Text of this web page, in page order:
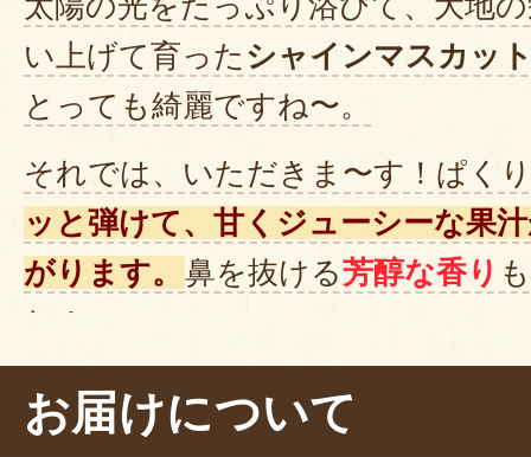
い上げて育った シャインマスカッ
とっても綺麗ですね〜。
それでは、いただきま〜す！ぱく
ッと弾けて、甘くジューシーな果
がります。 鼻を抜ける芳醇な香り
ね！
代表の会田さんによると、シャイ
分に切ってヨーグルトに入れたり
お届けについて